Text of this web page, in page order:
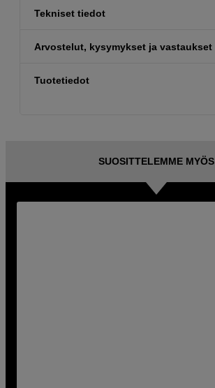
Tekniset tiedot
Arvostelut, kysymykset ja vastaukset
Tuotetiedot
SUOSITTELEMME MYÖS